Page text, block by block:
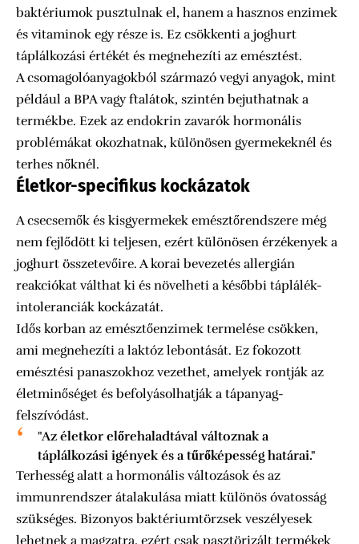
baktériumok pusztulnak el, hanem a hasznos enzimek
és vitaminok egy része is. Ez csökkenti a joghurt
táplálkozási értékét és megnehezíti az emésztést.
A csomagolóanyagokból származó vegyi anyagok, mint
például a BPA vagy ftalátok, szintén bejuthatnak a
termékbe. Ezek az endokrin zavarók hormonális
problémákat okozhatnak, különösen gyermekeknél és
terhes nőknél.
Életkor-specifikus kockázatok
A csecsemők és kisgyermekek emésztőrendszere még
nem fejlődött ki teljesen, ezért különösen érzékenyek a
joghurt összetevőire. A korai bevezetés allergián
reakciókat válthat ki és növelheti a későbbi táplálék-
intoleranciák kockázatát.
Idős korban az emésztőenzimek termelése csökken,
ami megnehezíti a laktóz lebontását. Ez fokozott
emésztési panaszokhoz vezethet, amelyek rontják az
életminőséget és befolyásolhatják a tápanyag-
felszívódást.
"Az életkor előrehaladtával változnak a
táplálkozási igények és a tűrőképesség határai."
Terhesség alatt a hormonális változások és az
immunrendszer átalakulása miatt különös óvatosság
szükséges. Bizonyos baktériumtörzsek veszélyesek
lehetnek a magzatra, ezért csak pasztörizált termékek